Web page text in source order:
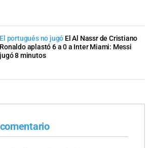
El portugués no jugó El Al Nassr de Cristiano
Ronaldo aplastó 6 a 0 a Inter Miami: Messi
jugó 8 minutos